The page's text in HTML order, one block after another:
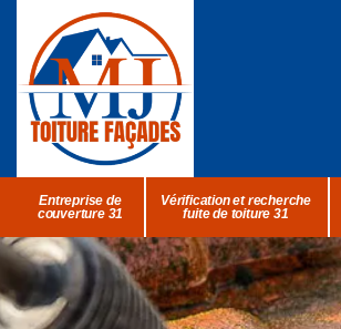
Entreprise de
couverture 31
Vérification et recherche
fuite de toiture 31